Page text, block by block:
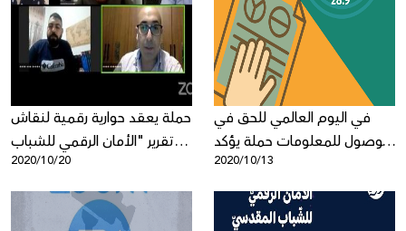
Donate
حملة يعقد حوارية رقمية لنقاش
تقرير "الأمان الرقمي للشباب
المقدسي"2020/10/20
في اليوم العالمي للحق في
الوصول للمعلومات حملة يؤكد
على أهمية كفالة القانون
الفلسطيني لهذا الحق
2020/10/13